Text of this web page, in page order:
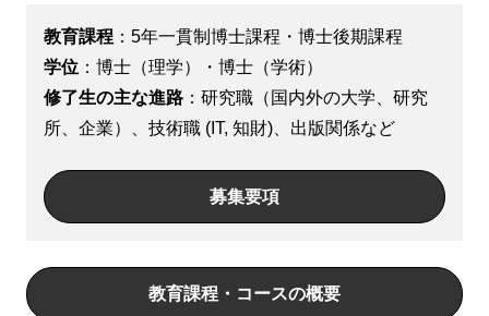
教育課程 ：5年一貫制博士課程・博士後期課程
学位 ：博士（理学）・博士（学術）
修了生の主な進路 ：研究職（国内外の大学、研究
所、企業）、技術職 (IT, 知財)、出版関係など
募集要項
教育課程・コースの概要